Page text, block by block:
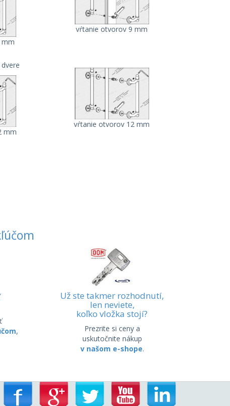
vŕtanie otvorov 9 mm
mm
vŕtanie otvorov 12 mm
,
Už ste takmer rozhodnutí,
len neviete,
koľko vložka stojí?
Prezrite si ceny a
uskutočnite nákup
v našom e-shope.